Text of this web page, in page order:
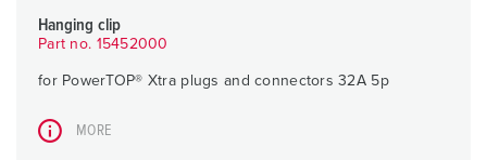
Hanging clip
Part no. 15452000
for PowerTOP® Xtra plugs and connectors 32A 5p
MORE